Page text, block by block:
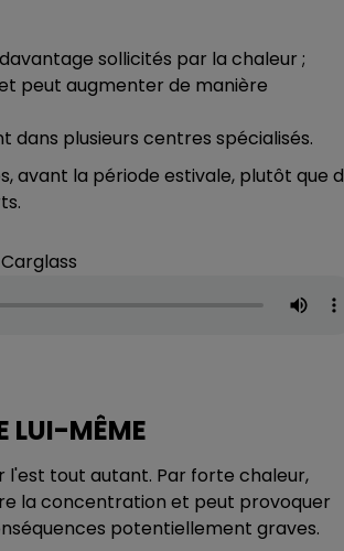
sollicités par la chaleur ;
peut augmenter de manière
plusieurs centres spécialisés.
avant la période estivale, plutôt que
LUI-MÊME
l'est tout autant. Par forte chaleur,
la concentration et peut provoquer
potentiellement graves.